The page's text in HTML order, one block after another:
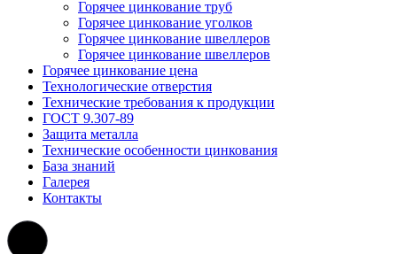
Горячее цинкование труб
Горячее цинкование уголков
Горячее цинкование швеллеров
Горячее цинкование швеллеров
Горячее цинкование цена
Технологические отверстия
Технические требования к продукции
ГОСТ 9.307-89
Защита металла
Технические особенности цинкования
База знаний
Галерея
Контакты